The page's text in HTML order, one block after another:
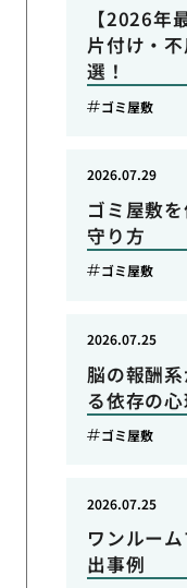
【2026年
片付け・
選！
ゴミ屋敷
ゴミ屋敷
守り方
2026.07.29
ゴミ屋敷
脳の報酬
る依存の
2026.07.25
ゴミ屋敷
ワンルー
出事例
2026.07.25